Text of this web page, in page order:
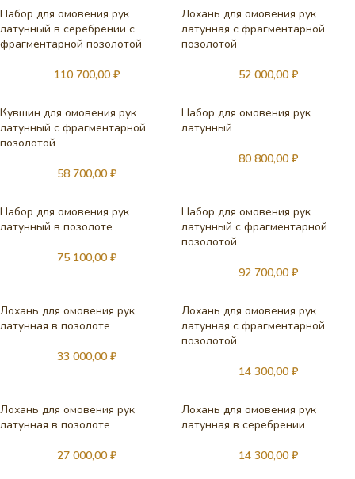
Набор для омовения рук
латунный в серебрении с
фрагментарной позолотой
110 700,00 ₽
Лохань для омовения рук
латунная с фрагментарной
позолотой
52 000,00 ₽
Кувшин для омовения рук
латунный с фрагментарной
позолотой
58 700,00 ₽
Набор для омовения рук
латунный
80 800,00 ₽
Набор для омовения рук
латунный в позолоте
75 100,00 ₽
Набор для омовения рук
латунный с фрагментарной
позолотой
92 700,00 ₽
Лохань для омовения рук
латунная в позолоте
33 000,00 ₽
Лохань для омовения рук
латунная с фрагментарной
позолотой
14 300,00 ₽
Лохань для омовения рук
латунная в позолоте
27 000,00 ₽
Лохань для омовения рук
латунная в серебрении
14 300,00 ₽